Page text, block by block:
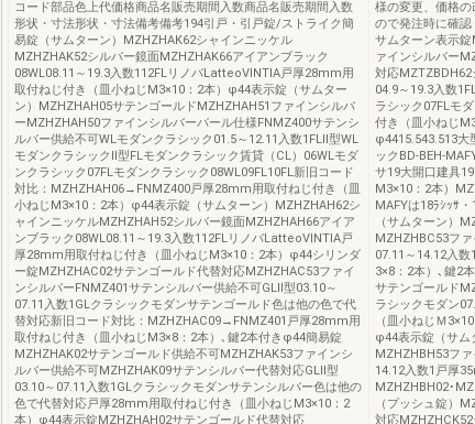
コード部品色上代価格商品名販売期間入数商品名販売期間入数
形状・寸法形状・寸法備考備考194引戸・引戸錠/ストライク簡
易錠（サムターン）MZHZHAK62シャインニッケル
MZHZHAK52シルバー鏡面MZHZHAK66アイアンブラック
08WL08.11～19.3入数112FLリノバLatteoVINTIA戸厚28mm用
取付ねじ付き（皿小ねじM3×10：2本）φ44表示錠（サムター
ン）MZHZHAH05サテンゴールドMZHZHAH51ファインシルバ
ーMZHZHAH50ファインシルバーパール仕様FNMZ400サテンシ
ルバー供給不可WLモダンクラシック01.5～12.11入数1FLⅡ型WL
モダンクラシックⅡ型FLモダンクラシック賃貸（CL）06WLモダ
ンクラシック07FLモダンクラシック08WL09FL10FL新旧コード
対比：MZHZHAH06→FNMZ400戸厚28mm用取付ねじ付き（皿
小ねじM3×10：2本）φ44表示錠（サムターン）MZHZHAH62シ
ャインニッケルMZHZHAH52シルバー鏡面MZHZHAH66アイア
ンブラック08WL08.11～19.3入数112FLリノバLatteoVINTIA戸
厚28mm用取付ねじ付き（皿小ねじM3×10：2本）φ44シリンダ
ー錠MZHZHAC02サテンゴールド代替対応MZHZHAC53ファイ
ンシルバーFNMZ401サテンシルバー供給不可GLⅡ型03.10～
07.11入数1GLクラシックモダンサテンゴールド色は他の色で代
替対応新旧コード対比：MZHZHAC09→FNMZ401戸厚28mm用
取付ねじ付き（皿小ねじM3×8：2本）､鍵2本付きφ44簡易錠
MZHZHAK02サテンゴールド供給不可MZHZHAK53ファインシ
ルバー供給不可MZHZHAK09サテンシルバー代替対応GLⅡ型
03.10～07.11入数1GLクラシックモダンサテンシルバー色は他の
色で代替対応戸厚28mm用取付ねじ付き（皿小ねじM3×10：2
本）φ44表示錠MZHZHAH02サテンゴールド代替対応
様の変更、価格
ので発注時に確
サムターン表示
ァインシルバー
対応MZTZBDH62
04.9～19.3入数
ラシック07FLモ
付き（皿小ねじ
φ4415.543.513大
ックBD-BEH-
サ19大開口建具
M3×10：2本）
MAFYは18ﾗｼｯｻ
（サムターン）
MZHZHBC53フ
07.11～14.12入
3×8：2本）､鍵2
サテンゴールド
ラシックモダン
（皿小ねじＭ
φ44表示錠（サム
MZHZHBH53フ
14.12入数1戸厚
MZHZHBH02･
（プッシュ錠）
対応